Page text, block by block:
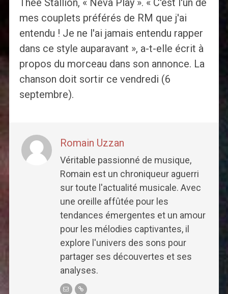
Thee Stallion, « Neva Play ». « C'est l'un de
mes couplets préférés de RM que j'ai
entendu ! Je ne l'ai jamais entendu rapper
dans ce style auparavant », a-t-elle écrit à
propos du morceau dans son annonce. La
chanson doit sortir ce vendredi (6
septembre).
Romain Uzzan
Véritable passionné de musique,
Romain est un chroniqueur aguerri
sur toute l'actualité musicale. Avec
une oreille affûtée pour les
tendances émergentes et un amour
pour les mélodies captivantes, il
explore l'univers des sons pour
partager ses découvertes et ses
analyses.